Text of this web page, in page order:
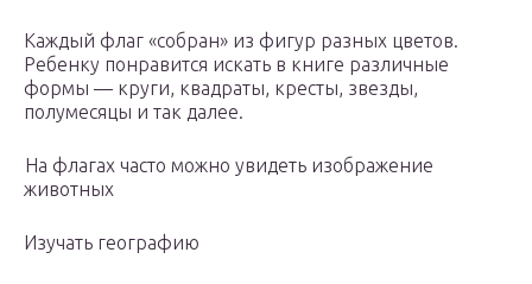
Каждый флаг «собран» из фигур разных цветов.
Ребенку понравится искать в книге различные
формы — круги, квадраты, кресты, звезды,
полумесяцы и так далее.
На флагах часто можно увидеть изображение
животных
Изучать географию